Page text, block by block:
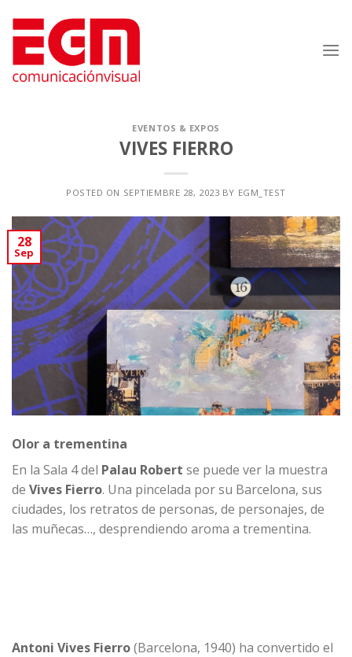
contenido
EVENTOS & EXPOS
VIVES FIERRO
POSTED ON SEPTIEMBRE 28, 2023 BY EGM_TEST
28
Sep
Olor a trementina
En la Sala 4 del Palau Robert se puede ver la muestra
de Vives Fierro. Una pincelada por su Barcelona, sus
ciudades, los retratos de personas, de personajes, de
las muñecas…, desprendiendo aroma a trementina.
Antoni Vives Fierro(Barcelona, 1940) ha convertido el